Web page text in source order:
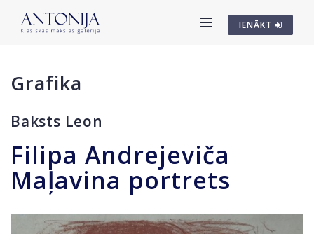
IENĀKT
Grafika
Baksts Leon
Filipa Andrejeviča
Maļavina portrets